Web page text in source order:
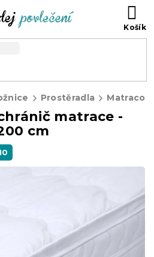
Prostěradla
matrace -
cm